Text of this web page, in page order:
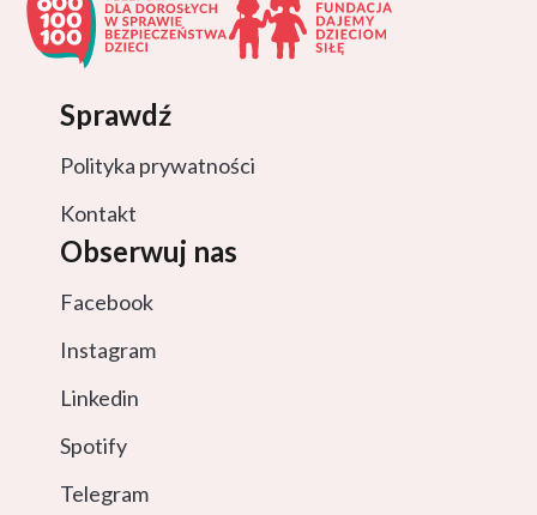
Sprawdź
Polityka prywatności
Kontakt
Obserwuj nas
Facebook
Instagram
Linkedin
Spotify
Telegram